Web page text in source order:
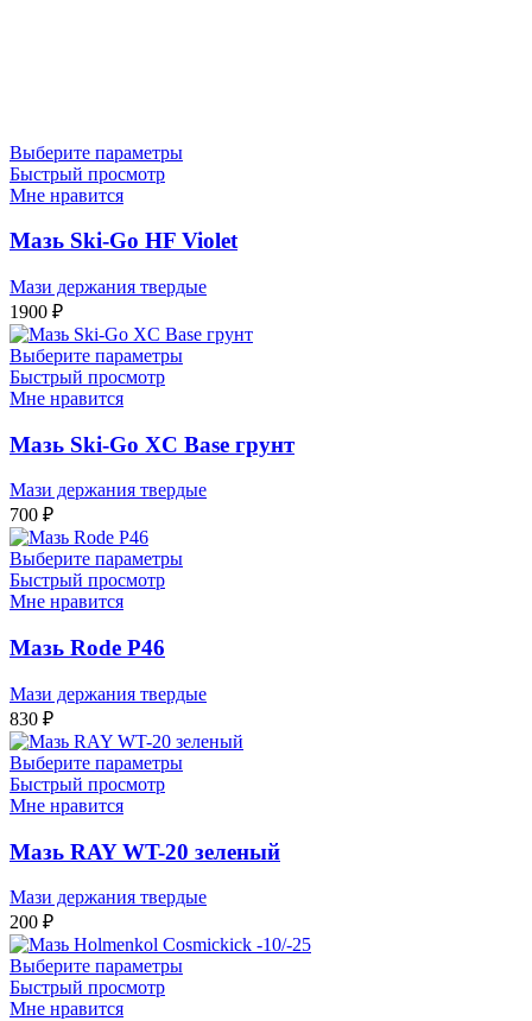
Выберите параметры
Быстрый просмотр
Мне нравится
Мазь Ski-Go HF Violet
Мази держания твердые
1900 ₽
Выберите параметры
Быстрый просмотр
Мне нравится
Мазь Ski-Go XC Base грунт
Мази держания твердые
700 ₽
Выберите параметры
Быстрый просмотр
Мне нравится
Мазь Rode P46
Мази держания твердые
830 ₽
Выберите параметры
Быстрый просмотр
Мне нравится
Мазь RAY WT-20 зеленый
Мази держания твердые
200 ₽
Выберите параметры
Быстрый просмотр
Мне нравится